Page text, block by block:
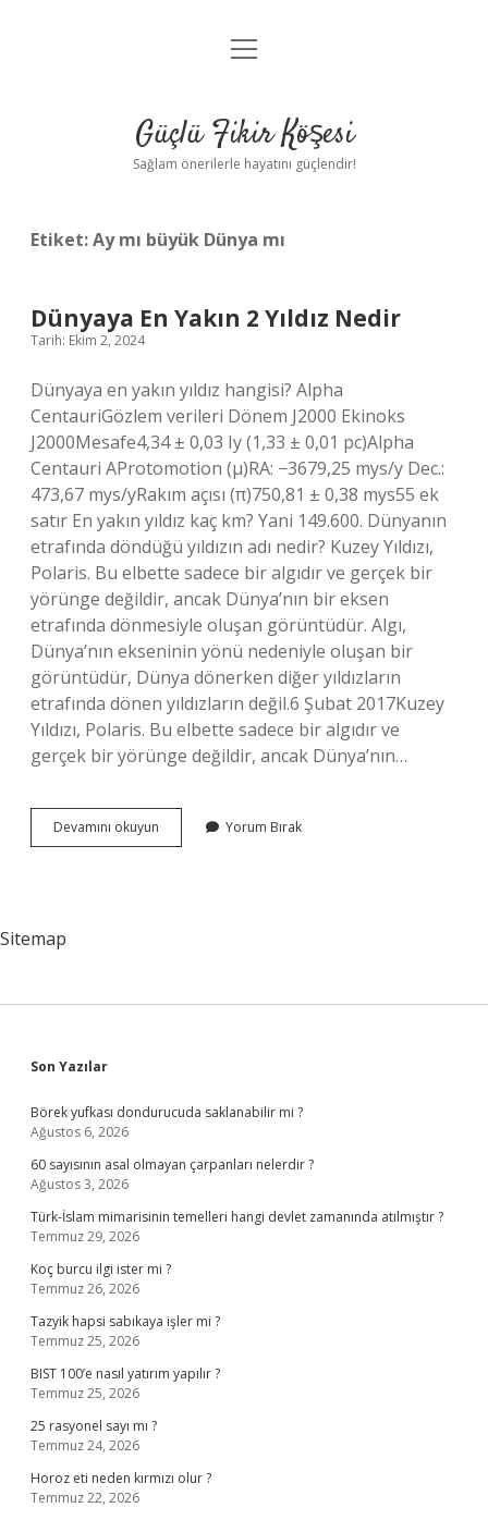
Anasayfa
Yasal Uyarı
menüyü
Güçlü Fikir Köşesi
Sağlam önerilerle hayatını güçlendir!
Etiket:Ay mı büyük Dünya mı
Dünyaya En Yakın 2 Yıldız Nedir
Tarih: Ekim 2, 2024
Dünyaya en yakın yıldız hangisi? Alpha
CentauriGözlem verileri Dönem J2000 Ekinoks
J2000Mesafe4,34 ± 0,03 Iy (1,33 ± 0,01 pc)Alpha
Centauri AProtomotion (μ)RA: −3679,25 mys/y Dec.:
473,67 mys/yRakım açısı (π)750,81 ± 0,38 mys55 ek
satır En yakın yıldız kaç km? Yani 149.600. Dünyanın
etrafında döndüğü yıldızın adı nedir? Kuzey Yıldızı,
Polaris. Bu elbette sadece bir algıdır ve gerçek bir
yörünge değildir, ancak Dünya’nın bir eksen
etrafında dönmesiyle oluşan görüntüdür. Algı,
Dünya’nın ekseninin yönü nedeniyle oluşan bir
görüntüdür, Dünya dönerken diğer yıldızların
etrafında dönen yıldızların değil.6 Şubat 2017Kuzey
Yıldızı, Polaris. Bu elbette sadece bir algıdır ve
gerçek bir yörünge değildir, ancak Dünya’nın…
Devamını okuyun Dünyaya
En
Yorum Bırak
Sitemap
Sidebar
Son Yazılar
Börek yufkası dondurucuda saklanabilir mi ?
Ağustos 6, 2026
60 sayısının asal olmayan çarpanları nelerdir ?
Ağustos 3, 2026
Türk-İslam mimarisinin temelleri hangi devlet zamanında atılmıştır ?
Temmuz 29, 2026
Koç burcu ilgi ister mi ?
Temmuz 26, 2026
Tazyik hapsi sabıkaya işler mi ?
Temmuz 25, 2026
BIST 100’e nasıl yatırım yapılır ?
Temmuz 25, 2026
25 rasyonel sayı mı ?
Temmuz 24, 2026
Horoz eti neden kırmızı olur ?
Temmuz 22, 2026